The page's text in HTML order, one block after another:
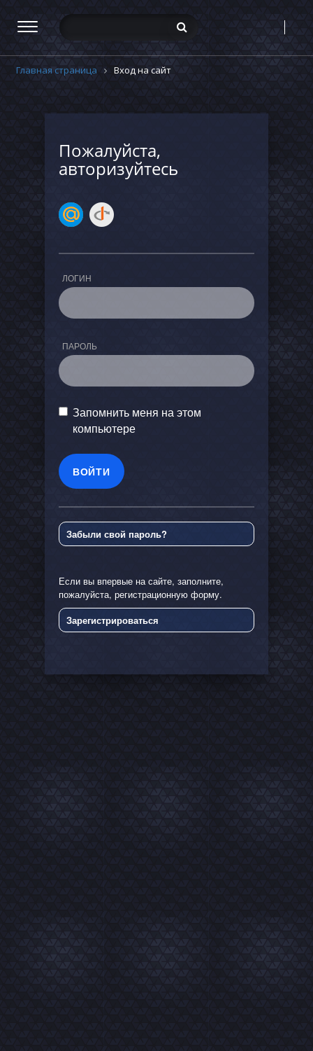
Главная страница Вход на сайт
Пожалуйста,
авторизуйтесь
ЛОГИН
ПАРОЛЬ
Запомнить меня на этом
компьютере
Забыли свой пароль?
Если вы впервые на сайте, заполните,
пожалуйста, регистрационную форму.
Зарегистрироваться